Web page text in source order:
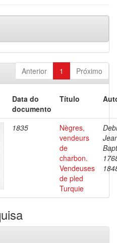
Anterior 1 Próximo
Data do
documento
Título
1835
Nègres,
vendeurs
de
charbon.
Vendeuses
de pled
Turquie